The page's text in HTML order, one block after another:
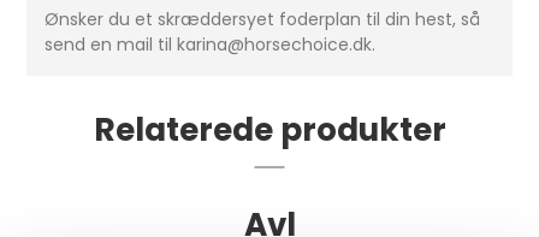
Ønsker du et skræddersyet foderplan til din hest, så
send en mail til karina@horsechoice.dk.
Relaterede produkter
Avl